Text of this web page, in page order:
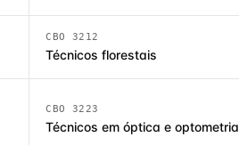
CBO 3212
Técnicos florestais
CBO 3223
Técnicos em óptica e optometria